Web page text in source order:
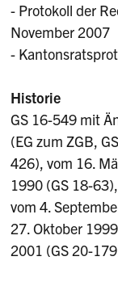
- Protokoll der
November 2007
-
Historie
GS 16-549 mit
(EG zum ZGB,
426), vom 16.
1990 (GS 18-
vom 4.
27. Oktober
2001 (GS 20-